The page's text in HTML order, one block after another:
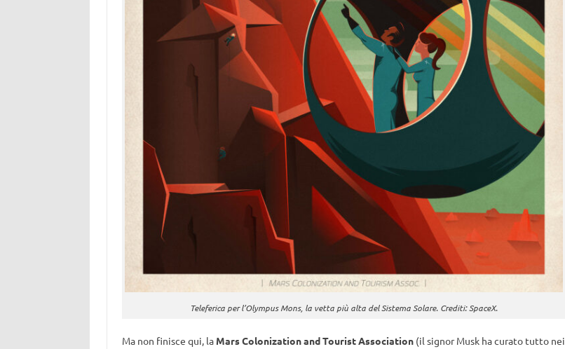
Teleferica per l’Olympus Mons, la vetta più alta del Sistema Solare. Crediti: SpaceX.
Ma non finisce qui, la Mars Colonization and Tourist Association(il signor Musk ha curato tutto nei